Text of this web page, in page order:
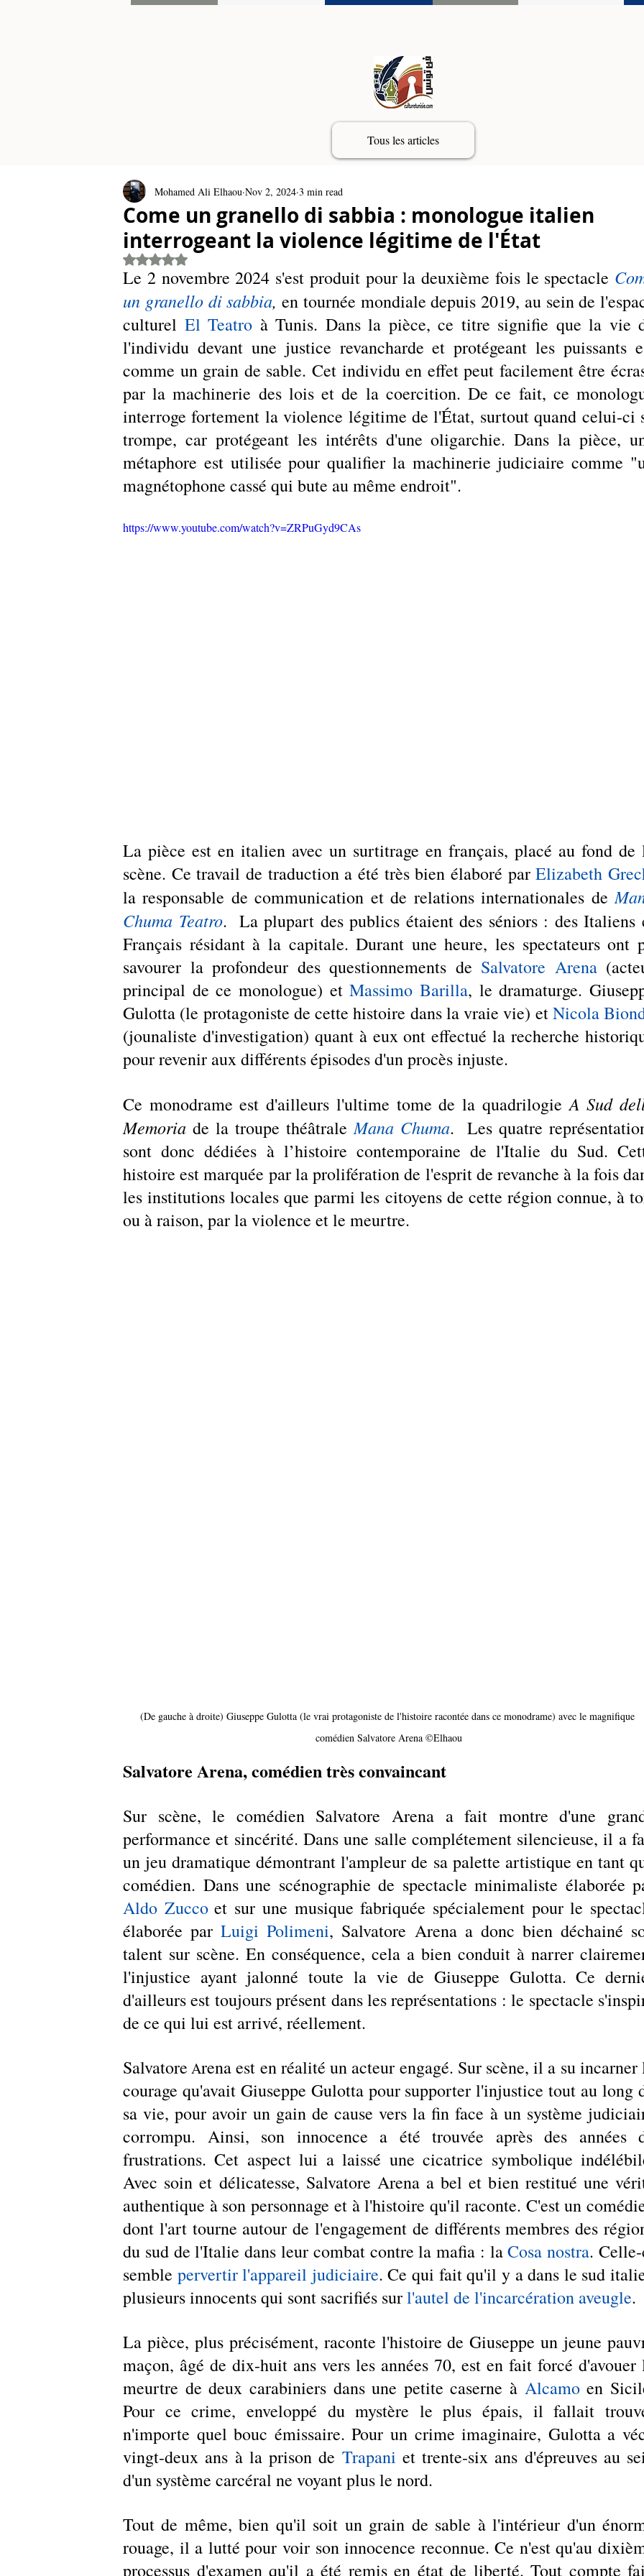
Tous les articles
Come un granello di sabbia : monologue italien
interrogeant la violence légitime de l'État
Mohamed Ali Elhaou Nov 2, 2024 3 min read
Rated NaN out of 5 stars.
Le 2 novembre 2024 s'est produit pour la deuxième fois le spectacle
un granello di sabbia, en tournée mondiale depuis 2019, au sein de
culturel El Teatro à Tunis. Dans la pièce, ce titre signifie que la vie
l'individu devant une justice revancharde et protégeant les puissants
comme un grain de sable. Cet individu en effet peut facilement être
par la machinerie des lois et de la coercition. De ce fait, ce
interroge fortement la violence légitime de l'État, surtout quand celui-ci
trompe, car protégeant les intérêts d'une oligarchie. Dans la pièce,
métaphore est utilisée pour qualifier la machinerie judiciaire comme
magnétophone cassé qui bute au même endroit".
https://www.youtube.com/watch?v=ZRPuGyd9CAs
La pièce est en italien avec un surtitrage en français, placé au fond de
scène. Ce travail de traduction a été très bien élaboré par Elizabeth
la responsable de communication et de relations internationales de
Chuma Teatro.  La plupart des publics étaient des séniors : des Italiens
Français résidant à la capitale. Durant une heure, les spectateurs ont
savourer la profondeur des questionnements de Salvatore Arena
principal de ce monologue) et Massimo Barilla, le dramaturge.
Gulotta (le protagoniste de cette histoire dans la vraie vie) et Nicola
(jounaliste d'investigation) quant à eux ont effectué la recherche
pour revenir aux différents épisodes d'un procès injuste.
Ce monodrame est d'ailleurs l'ultime tome de la quadrilogie A Sud
Memoria de la troupe théâtrale Mana Chuma.  Les quatre
sont donc dédiées à l’histoire contemporaine de l'Italie du Sud.
histoire est marquée par la prolifération de l'esprit de revanche à la fois
les institutions locales que parmi les citoyens de cette région connue, à
ou à raison, par la violence et le meurtre.
(De gauche à droite) Giuseppe Gulotta (le vrai protagoniste de l'histoire racontée dans ce monodrame) avec le magnifique
comédien Salvatore Arena ©Elhaou
Salvatore Arena, comédien très convaincant
Sur scène, le comédien Salvatore Arena a fait montre d'une
performance et sincérité. Dans une salle complétement silencieuse, il a
un jeu dramatique démontrant l'ampleur de sa palette artistique en tant
Aldo Zucco et sur une musique fabriquée spécialement pour le
élaborée par Luigi Polimeni, Salvatore Arena a donc bien déchainé
talent sur scène. En conséquence, cela a bien conduit à narrer
l'injustice ayant jalonné toute la vie de Giuseppe Gulotta. Ce
d'ailleurs est toujours présent dans les représentations : le spectacle
de ce qui lui est arrivé, réellement.
Salvatore Arena est en réalité un acteur engagé. Sur scène, il a su incarner
courage qu'avait Giuseppe Gulotta pour supporter l'injustice tout au long
sa vie, pour avoir un gain de cause vers la fin face à un système
corrompu. Ainsi, son innocence a été trouvée après des années
frustrations. Cet aspect lui a laissé une cicatrice symbolique
Avec soin et délicatesse, Salvatore Arena a bel et bien restitué une
authentique à son personnage et à l'histoire qu'il raconte. C'est un
dont l'art tourne autour de l'engagement de différents membres des
du sud de l'Italie dans leur combat contre la mafia : la Cosa nostra.
semble pervertir l'appareil judiciaire. Ce qui fait qu'il y a dans le sud
plusieurs innocents qui sont sacrifiés sur l'autel de l'incarcération aveugle.
La pièce, plus précisément, raconte l'histoire de Giuseppe un jeune
maçon, âgé de dix-huit ans vers les années 70, est en fait forcé d'avouer
meurtre de deux carabiniers dans une petite caserne à Alcamo en
Pour ce crime, enveloppé du mystère le plus épais, il fallait
n'importe quel bouc émissaire. Pour un crime imaginaire, Gulotta a
vingt-deux ans à la prison de Trapani et trente-six ans d'épreuves au
d'un système carcéral ne voyant plus le nord.
Tout de même, bien qu'il soit un grain de sable à l'intérieur d'un
rouage, il a lutté pour voir son innocence reconnue. Ce n'est qu'au
processus d'examen qu'il a été remis en état de liberté. Tout compte